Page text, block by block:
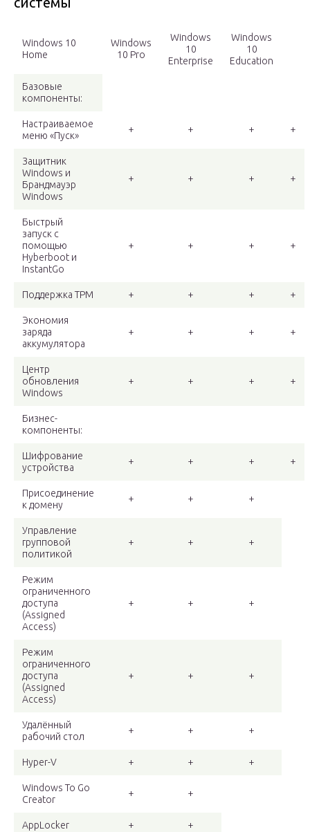
Windows 10
Home
Windows
10 Pro
Windows
10
Enterprise
Windows
10
Education
Базовые
компоненты:
Настраиваемое
меню «Пуск»
+ + + +
Защитник
Windows и
Брандмауэр
Windows
+ + + +
Быстрый
запуск с
помощью
Hyberboot и
InstantGo
+ + + +
Поддержка TPM + + + +
Экономия
заряда
аккумулятора
+ + + +
Центр
обновления
Windows
+ + + +
Бизнес-
компоненты:
Шифрование
устройства
+ + + +
Присоединение
к домену
+ + +
Управление
групповой
политикой
+ + +
Режим
ограниченного
доступа
(Assigned
Access)
+ + +
Режим
ограниченного
доступа
(Assigned
Access)
+ + +
Удалённый
рабочий стол
+ + +
Hyper-V + + +
Windows To Go
Creator
+ +
AppLocker + +